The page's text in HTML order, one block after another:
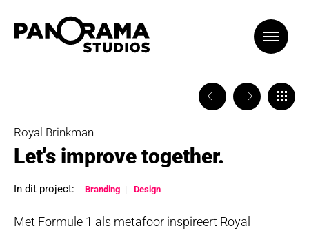
VORIGEVOLGENDE
Royal Brinkman
Let's improve together.
In dit project: Branding Design
Met Formule 1 als metafoor inspireert Royal